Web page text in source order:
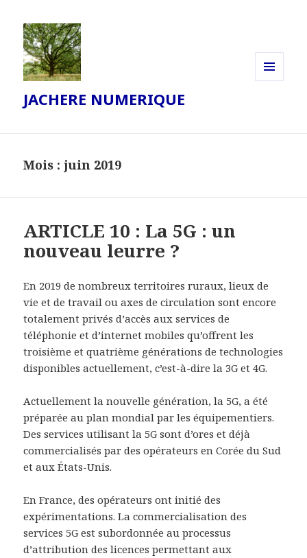
JACHERE NUMERIQUE
Mois :juin 2019
ARTICLE 10 : La 5G : un
nouveau leurre ?
En 2019 de nombreux territoires ruraux, lieux de
vie et de travail ou axes de circulation sont encore
totalement privés d’accès aux services de
téléphonie et d’internet mobiles qu’offrent les
troisième et quatrième générations de technologies
disponibles actuellement, c’est-à-dire la 3G et 4G.
Actuellement la nouvelle génération, la 5G, a été
préparée au plan mondial par les équipementiers.
Des services utilisant la 5G sont d’ores et déjà
commercialisés par des opérateurs en Corée du Sud
et aux États-Unis.
En France, des opérateurs ont initié des
expérimentations. La commercialisation des
services 5G est subordonnée au processus
d’attribution des licences permettant aux